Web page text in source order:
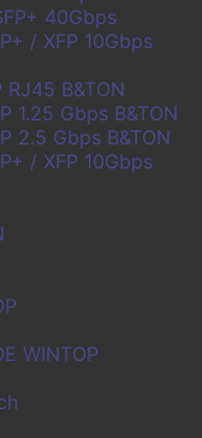
40Gbps
/ XFP 10Gbps
B&TON
1.25 Gbps B&TON
2.5 Gbps B&TON
/ XFP 10Gbps
WINTOP